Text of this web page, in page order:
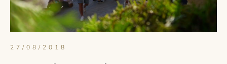
27/08/2018